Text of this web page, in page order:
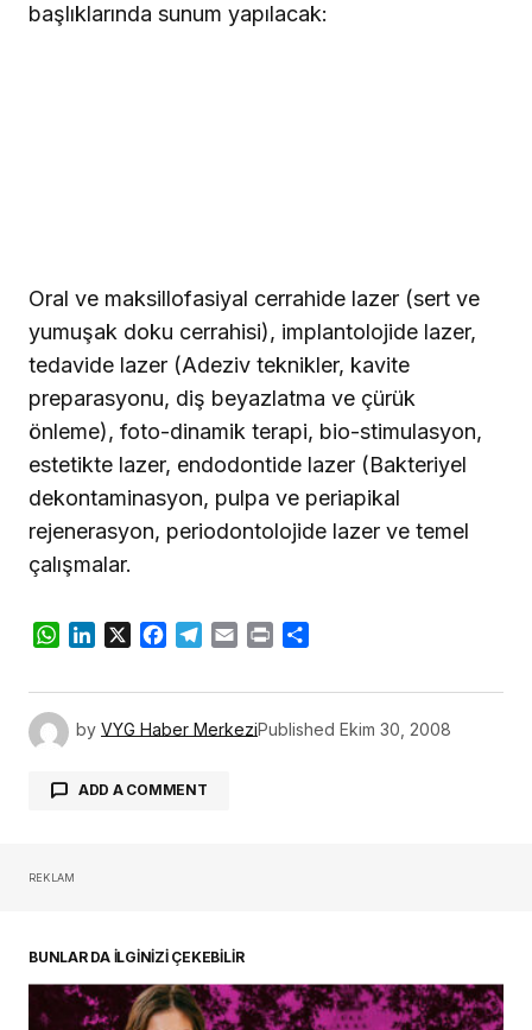
başlıklarında sunum yapılacak:
Oral ve maksillofasiyal cerrahide lazer (sert ve
yumuşak doku cerrahisi), implantolojide lazer,
tedavide lazer (Adeziv teknikler, kavite
preparasyonu, diş beyazlatma ve çürük
önleme), foto-dinamik terapi, bio-stimulasyon,
estetikte lazer, endodontide lazer (Bakteriyel
dekontaminasyon, pulpa ve periapikal
rejenerasyon, periodontolojide lazer ve temel
çalışmalar.
WhatsApp
LinkedIn
X Facebook
Telegram
Email Print
by VYG Haber MerkeziPublished Ekim 30, 2008
ADD A COMMENT
REKLAM
BUNLAR DA İLGİNİZİ ÇEKEBİLİR